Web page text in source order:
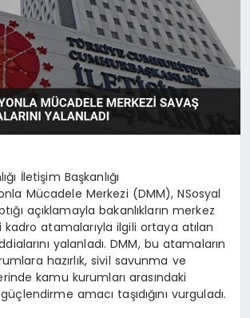
İletişim Başkanlığı
Mücadele Merkezi (DMM), NSosyal
açıklamayla bakanlıkların merkez
kadro atamalarıyla ilgili ortaya atılan
yalanladı. DMM, bu atamaların
hazırlık, sivil savunma ve
kamu kurumları arasındaki
amacı taşıdığını vurguladı.